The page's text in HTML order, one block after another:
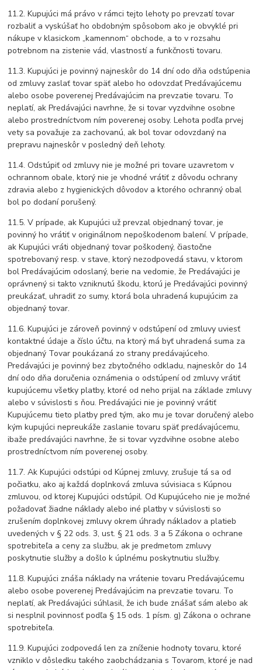
11.2. Kupujúci má právo v rámci tejto lehoty po prevzatí tovar
rozbaliť a vyskúšať ho obdobným spôsobom ako je obvyklé pri
nákupe v klasickom „kamennom“ obchode, a to v rozsahu
potrebnom na zistenie vád, vlastností a funkčnosti tovaru.
11.3. Kupujúci je povinný najneskôr do 14 dní odo dňa odstúpenia
od zmluvy zaslať tovar späť alebo ho odovzdať Predávajúcemu
alebo osobe poverenej Predávajúcim na prevzatie tovaru. To
neplatí, ak Predávajúci navrhne, že si tovar vyzdvihne osobne
alebo prostredníctvom ním poverenej osoby. Lehota podľa prvej
vety sa považuje za zachovanú, ak bol tovar odovzdaný na
prepravu najneskôr v posledný deň lehoty.
11.4. Odstúpiť od zmluvy nie je možné pri tovare uzavretom v
ochrannom obale, ktorý nie je vhodné vrátiť z dôvodu ochrany
zdravia alebo z hygienických dôvodov a ktorého ochranný obal
bol po dodaní porušený.
11.5. V prípade, ak Kupujúci už prevzal objednaný tovar, je
povinný ho vrátiť v originálnom nepoškodenom balení. V prípade,
ak Kupujúci vráti objednaný tovar poškodený, čiastočne
spotrebovaný resp. v stave, ktorý nezodpovedá stavu, v ktorom
bol Predávajúcim odoslaný, berie na vedomie, že Predávajúci je
oprávnený si takto vzniknutú škodu, ktorú je Predávajúci povinný
preukázať, uhradiť zo sumy, ktorá bola uhradená kupujúcim za
objednaný tovar.
11.6. Kupujúci je zároveň povinný v odstúpení od zmluvy uviesť
kontaktné údaje a číslo účtu, na ktorý má byť uhradená suma za
objednaný Tovar poukázaná zo strany predávajúceho.
Predávajúci je povinný bez zbytočného odkladu, najneskôr do 14
dní odo dňa doručenia oznámenia o odstúpení od zmluvy vrátiť
kupujúcemu všetky platby, ktoré od neho prijal na základe zmluvy
alebo v súvislosti s ňou. Predávajúci nie je povinný vrátiť
Kupujúcemu tieto platby pred tým, ako mu je tovar doručený alebo
kým kupujúci nepreukáže zaslanie tovaru späť predávajúcemu,
ibaže predávajúci navrhne, že si tovar vyzdvihne osobne alebo
prostredníctvom ním poverenej osoby.
11.7. Ak Kupujúci odstúpi od Kúpnej zmluvy, zrušuje tá sa od
počiatku, ako aj každá doplnková zmluva súvisiaca s Kúpnou
zmluvou, od ktorej Kupujúci odstúpil. Od Kupujúceho nie je možné
požadovať žiadne náklady alebo iné platby v súvislosti so
zrušením doplnkovej zmluvy okrem úhrady nákladov a platieb
uvedených v § 22 ods. 3, ust. § 21 ods. 3 a 5 Zákona o ochrane
spotrebiteľa a ceny za službu, ak je predmetom zmluvy
poskytnutie služby a došlo k úplnému poskytnutiu služby.
11.8. Kupujúci znáša náklady na vrátenie tovaru Predávajúcemu
alebo osobe poverenej Predávajúcim na prevzatie tovaru. To
neplatí, ak Predávajúci súhlasil, že ich bude znášať sám alebo ak
si nesplnil povinnosť podľa § 15 ods. 1 písm. g) Zákona o ochrane
spotrebiteľa.
11.9. Kupujúci zodpovedá len za zníženie hodnoty tovaru, ktoré
vzniklo v dôsledku takého zaobchádzania s Tovarom, ktoré je nad